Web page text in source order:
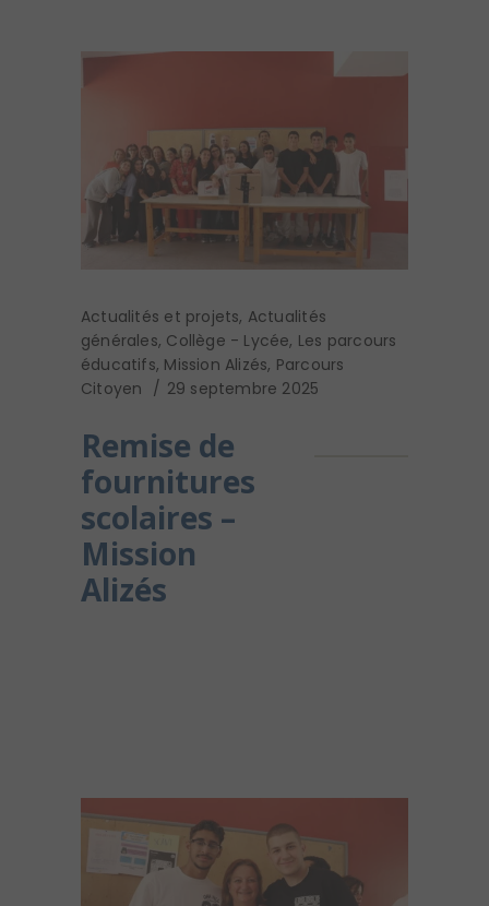
Actualités et projets, Actualités
générales, Collège - Lycée, Les parcours
éducatifs, Mission Alizés, Parcours
Citoyen
29 septembre 2025
Remise de
fournitures
scolaires –
Mission
Alizés